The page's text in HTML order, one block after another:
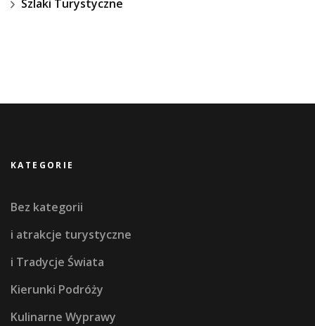
Szlaki Turystyczne
KATEGORIE
Bez kategorii
i atrakcje turystyczne
i Tradycje Świata
Kierunki Podróży
Kulinarne Wyprawy